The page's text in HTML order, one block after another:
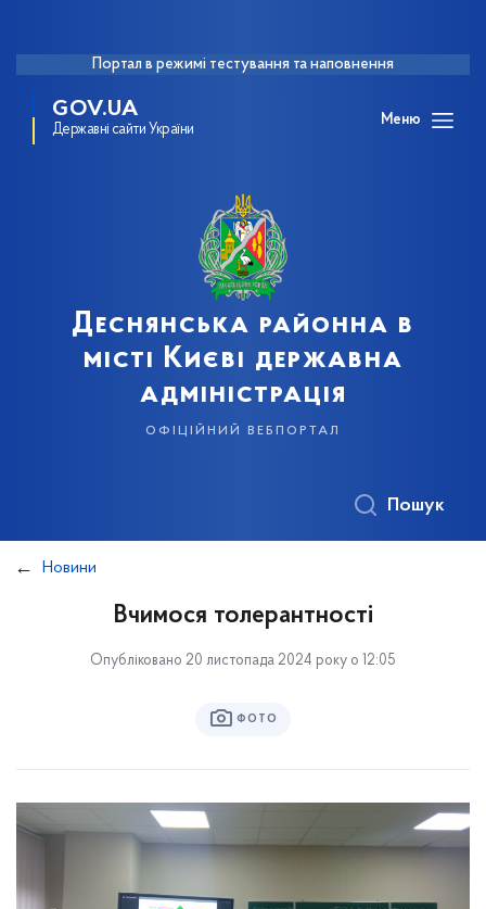
Портал в режимі тестування та наповнення
GOV.UA
Державні сайти України
Меню
Деснянська районна в
місті Києві державна
адміністрація
офіційний вебпортал
Пошук
Новини
Вчимося толерантності
Опубліковано 20 листопада 2024 року о 12:05
ФОТО